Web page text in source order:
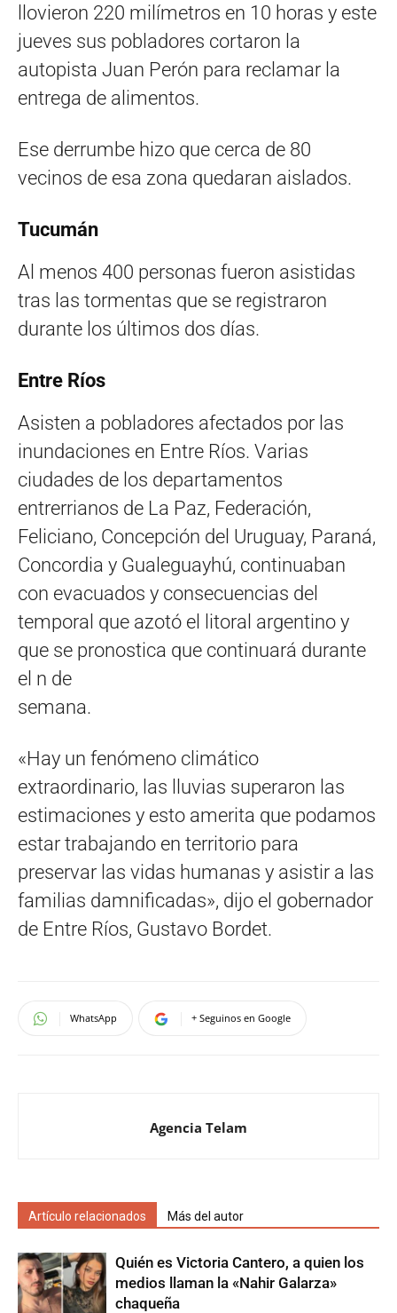
llovieron 220 milímetros en 10 horas y este
jueves sus pobladores cortaron la
autopista Juan Perón para reclamar la
entrega de alimentos.
Ese derrumbe hizo que cerca de 80
vecinos de esa zona quedaran aislados.
Tucumán
Al menos 400 personas fueron asistidas
tras las tormentas que se registraron
durante los últimos dos días.
Entre Ríos
Asisten a pobladores afectados por las
inundaciones en Entre Ríos. Varias
ciudades de los departamentos
entrerrianos de La Paz, Federación,
Feliciano, Concepción del Uruguay, Paraná,
Concordia y Gualeguayhú, continuaban
con evacuados y consecuencias del
temporal que azotó el litoral argentino y
que se pronostica que continuará durante
el n de
semana.
«Hay un fenómeno climático
extraordinario, las lluvias superaron las
estimaciones y esto amerita que podamos
estar trabajando en territorio para
preservar las vidas humanas y asistir a las
familias damnificadas», dijo el gobernador
de Entre Ríos, Gustavo Bordet.
WhatsApp + Seguinos en Google
Agencia Telam
Artículo relacionados Más del autor
Quién es Victoria Cantero, a quien los
medios llaman la «Nahir Galarza»
chaqueña